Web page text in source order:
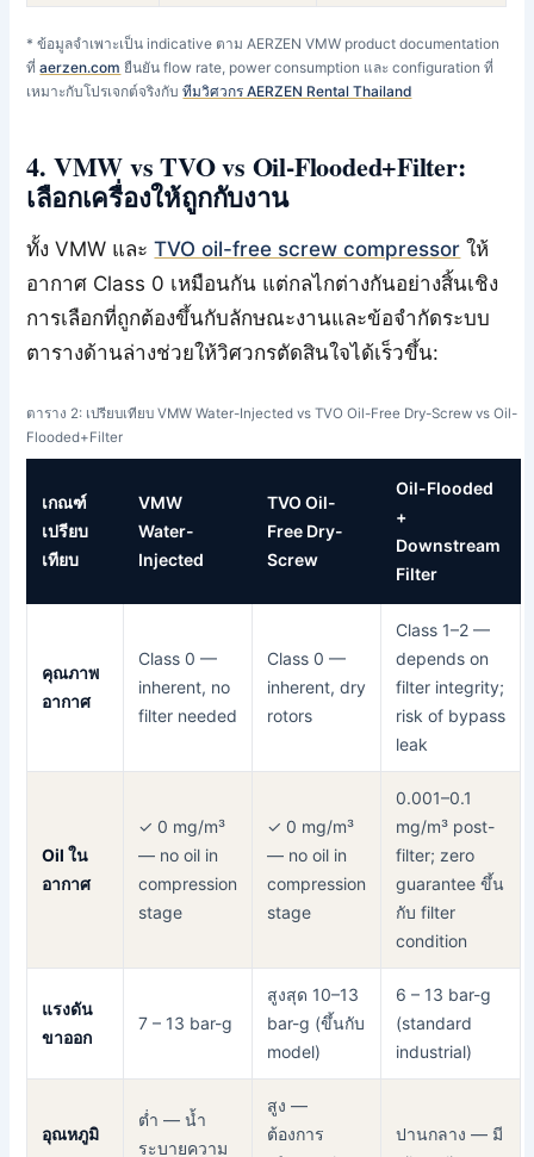
* ข้อมูลจำเพาะเป็น indicative ตาม AERZEN VMW product documentation
ที่aerzen.com ยืนยัน flow rate, power consumption และ configuration ที่
เหมาะกับโปรเจกต์จริงกับทีมวิศวกร AERZEN Rental Thailand
4. VMW vs TVO vs Oil-Flooded+Filter:
เลือกเครื่องให้ถูกกับงาน
ทั้ง VMW และTVO oil-free screw compressor ให้
อากาศ Class 0 เหมือนกัน แต่กลไกต่างกันอย่างสิ้นเชิง
การเลือกที่ถูกต้องขึ้นกับลักษณะงานและข้อจำกัดระบบ
ตารางด้านล่างช่วยให้วิศวกรตัดสินใจได้เร็วขึ้น:
ตาราง 2: เปรียบเทียบ VMW Water-Injected vs TVO Oil-Free Dry-Screw vs Oil-
Flooded+Filter
เกณฑ์
เปรียบ
เทียบ
VMW
Water-
Injected
TVO Oil-
Free Dry-
Screw
Oil-Flooded
+
Downstream
Filter
คุณภาพ
อากาศ
Class 0 —
inherent, no
filter needed
Class 0 —
inherent, dry
rotors
Class 1–2 —
depends on
filter integrity;
risk of bypass
leak
Oil ใน
อากาศ
✓ 0 mg/m³
— no oil in
compression
stage
✓ 0 mg/m³
— no oil in
compression
stage
0.001–0.1
mg/m³ post-
filter; zero
guarantee ขึ้น
กับ filter
condition
แรงดัน
ขาออก
7 – 13 bar-g
สูงสุด 10–13
bar-g (ขึ้นกับ
model)
6 – 13 bar-g
(standard
industrial)
อุณหภูมิ
ต่ำ — น้ำ
ระบายความ
สูง —
ต้องการ
ปานกลาง — มี